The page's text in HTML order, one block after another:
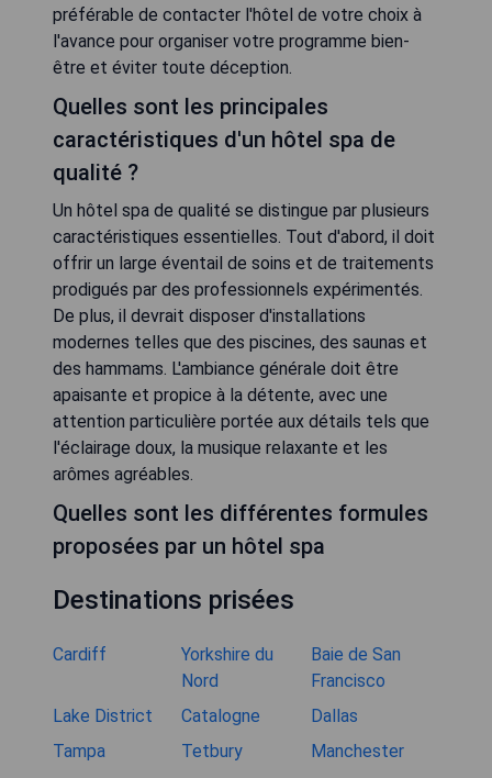
préférable de contacter l'hôtel de votre choix à
l'avance pour organiser votre programme bien-
être et éviter toute déception.
Quelles sont les principales
caractéristiques d'un hôtel spa de
qualité ?
Un hôtel spa de qualité se distingue par plusieurs
caractéristiques essentielles. Tout d'abord, il doit
offrir un large éventail de soins et de traitements
prodigués par des professionnels expérimentés.
De plus, il devrait disposer d'installations
modernes telles que des piscines, des saunas et
des hammams. L'ambiance générale doit être
apaisante et propice à la détente, avec une
attention particulière portée aux détails tels que
l'éclairage doux, la musique relaxante et les
arômes agréables.
Quelles sont les différentes formules
proposées par un hôtel spa
Destinations prisées
Cardiff
Yorkshire du
Nord
Baie de San
Francisco
Lake District
Catalogne
Dallas
Tampa
Tetbury
Manchester